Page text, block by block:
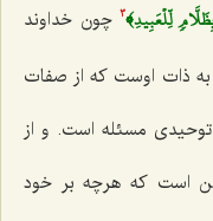
لِّلۡعَبِيدِ﴾3چون خداوند
ذات اوست که از صفات
مسئله است. و از
است که هرچه بر خود